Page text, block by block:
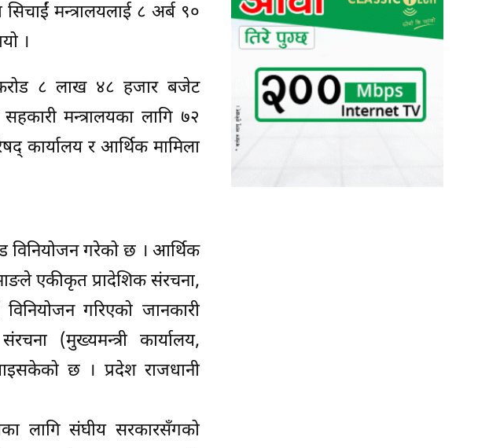
मन्त्रालयलाई ८ अर्ब ९०
।
करोड ८ लाख ४८ हजार बजेट
मन्त्रालयका लागि ७२
कार्यालय र आर्थिक मामिला
विनियोजन गरेको छ । आर्थिक
एकीकृत प्रादेशिक संरचना,
गरिएको जानकारी
(मुख्यमन्त्री कार्यालय,
छ । प्रदेश राजधानी
लागि संघीय सरकारसँगको